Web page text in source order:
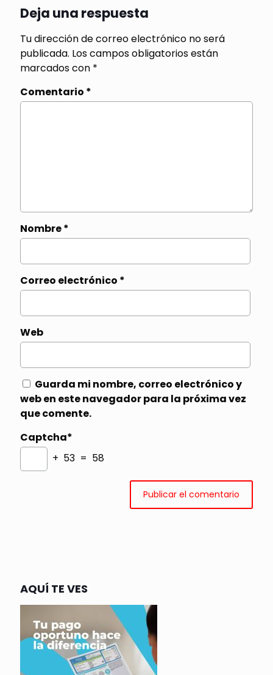
Deja una respuesta
Tu dirección de correo electrónico no será
publicada. Los campos obligatorios están
marcados con *
Comentario *
Nombre*
Correo electrónico *
Web
Guarda mi nombre, correo electrónico y
web en este navegador para la próxima vez
que comente.
Captcha*
+ 53 = 58
AQUÍ TE VES